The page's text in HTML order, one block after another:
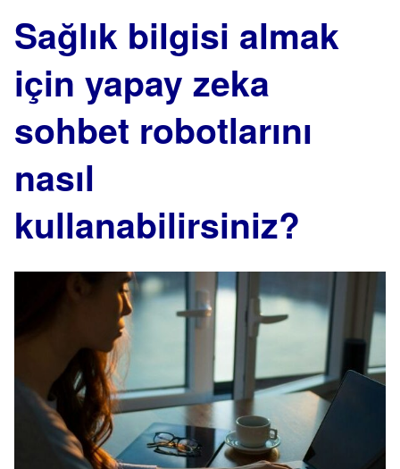
Sağlık bilgisi almak
için yapay zeka
sohbet robotlarını
nasıl
kullanabilirsiniz?